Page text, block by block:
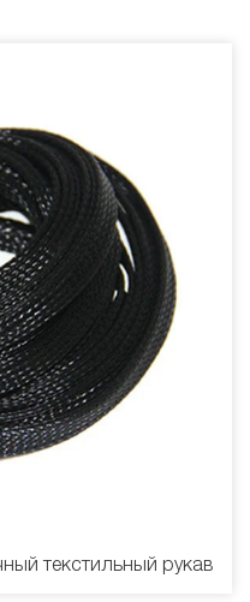
текстильный рукав